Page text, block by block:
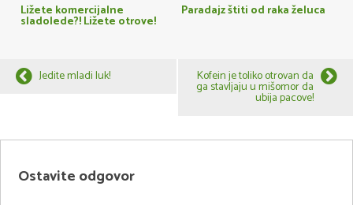
Ližete komercijalne
sladolede?! Ližete otrove!
Paradajz štiti od raka želuca
Jedite mladi luk! Kofein je toliko otrovan da
ga stavljaju u mišomor da
ubija pacove!
Ostavite odgovor